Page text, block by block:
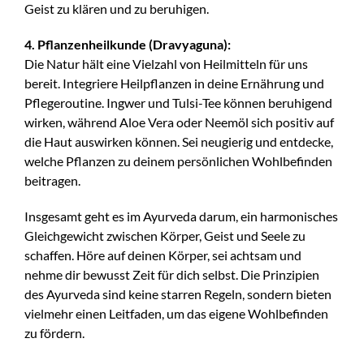
Geist zu klären und zu beruhigen.
4. Pflanzenheilkunde (Dravyaguna):
Die Natur hält eine Vielzahl von Heilmitteln für uns
bereit. Integriere Heilpflanzen in deine Ernährung und
Pflegeroutine. Ingwer und Tulsi-Tee können beruhigend
wirken, während Aloe Vera oder Neemöl sich positiv auf
die Haut auswirken können. Sei neugierig und entdecke,
welche Pflanzen zu deinem persönlichen Wohlbefinden
beitragen.
Insgesamt geht es im Ayurveda darum, ein harmonisches
Gleichgewicht zwischen Körper, Geist und Seele zu
schaffen. Höre auf deinen Körper, sei achtsam und
nehme dir bewusst Zeit für dich selbst. Die Prinzipien
des Ayurveda sind keine starren Regeln, sondern bieten
vielmehr einen Leitfaden, um das eigene Wohlbefinden
zu fördern.